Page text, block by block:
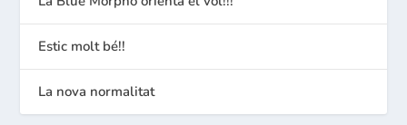
Estic molt bé!!
La nova normalitat